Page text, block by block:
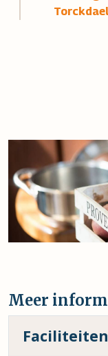
Meer
Faciliteiten